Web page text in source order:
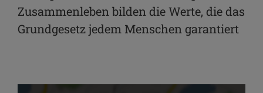
Zusammenleben bilden die Werte, die das
Grundgesetz jedem Menschen garantiert